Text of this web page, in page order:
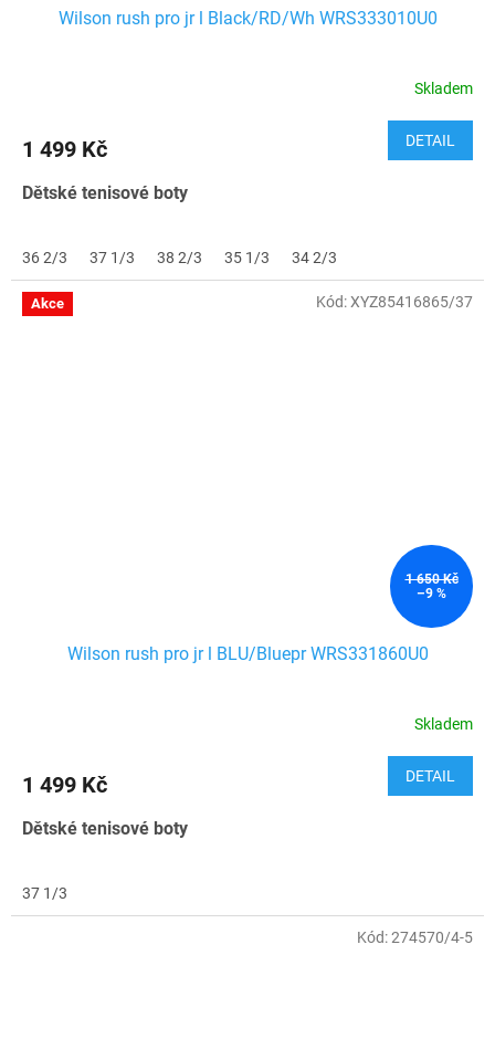
Wilson rush pro jr l Black/RD/Wh WRS333010U0
Skladem
1 499 Kč DETAIL
Dětské tenisové boty
36 2/3 37 1/3 38 2/3 35 1/3 34 2/3
Akce
1 650 Kč
–9 %
Wilson rush pro jr l BLU/Bluepr WRS331860U0
Skladem
1 499 Kč DETAIL
Dětské tenisové boty
37 1/3
Kód:XYZ85416865/37
Kód:274570/4-5